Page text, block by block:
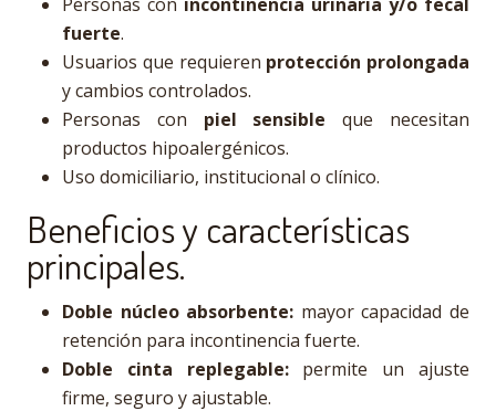
fuerte.
Usuarios que requieren protección prolongada
y cambios controlados.
Personas con piel sensible que necesitan
productos hipoalergénicos.
Uso domiciliario, institucional o clínico.
Beneficios y características
principales.
Doble núcleo absorbente: mayor capacidad de
retención para incontinencia fuerte.
Doble cinta replegable:permite un ajuste
firme, seguro y ajustable.